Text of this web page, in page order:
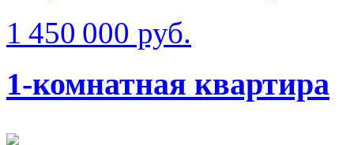
1 450 000 руб.
1-комнатная квартира